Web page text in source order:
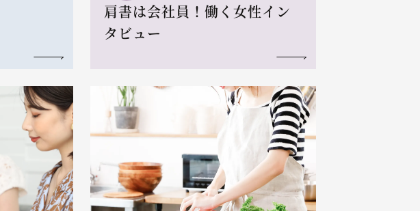
肩書は会社員！働く女性イン
タビュー